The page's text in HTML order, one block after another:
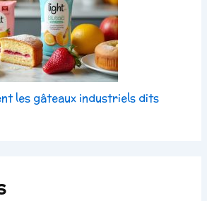
les gâteaux industriels dits